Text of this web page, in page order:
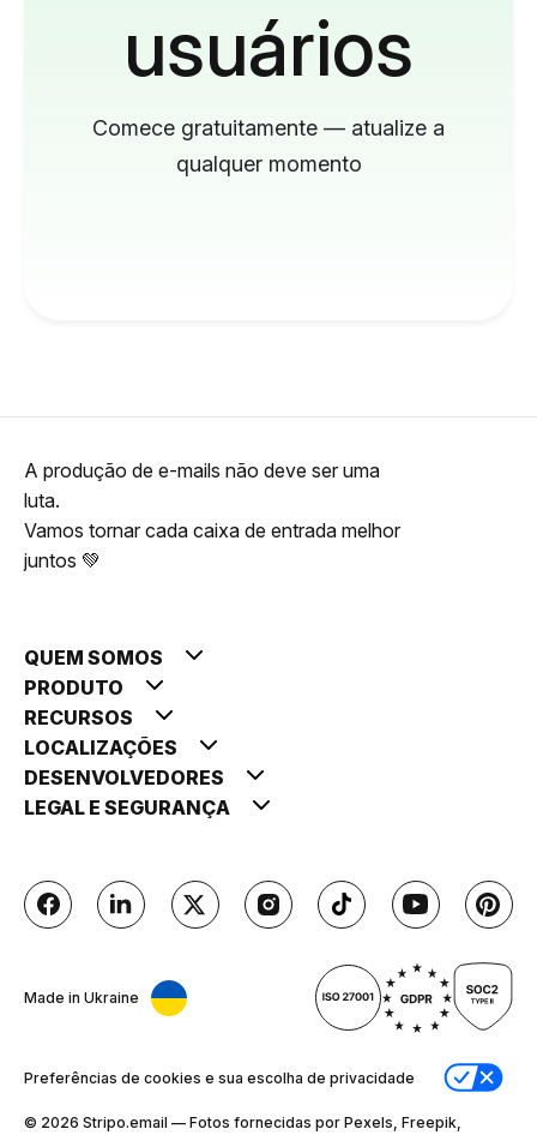
usuários
Comece gratuitamente — atualize a
qualquer momento
A produção de e-mails não deve ser uma
luta.
Vamos tornar cada caixa de entrada melhor
juntos 💚
QUEM SOMOS
PRODUTO
RECURSOS
LOCALIZAÇÕES
DESENVOLVEDORES
LEGAL E SEGURANÇA
Made in Ukraine
Preferências de cookies e sua escolha de privacidade
© 2026 Stripо.email — Fotos fornecidas por Pexels, Freepik,